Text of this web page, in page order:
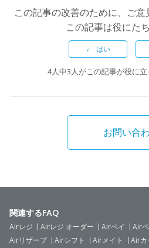
この記事の改善のために、ご意
この記事は役にた
4人中3人がこの記事が役に
お問い合
関連するFAQ
Airレジ Airレジ オーダー Airペイ Air
Airリザーブ
Airシフト Airメイト Airカ